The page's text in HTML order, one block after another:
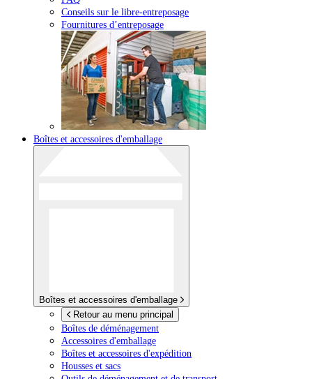
Conseils sur le libre-entreposage
Fournitures d’entreposage
Boîtes et accessoires d'emballage
Boîtes et accessoires d'emballage
Retour au menu principal
Boîtes de déménagement
Accessoires d'emballage
Boîtes et accessoires d'expédition
Housses et sacs